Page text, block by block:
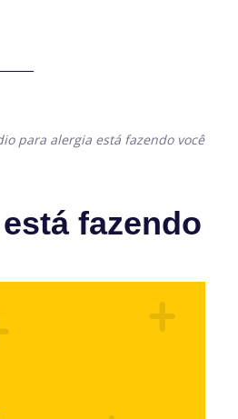
para alergia está fazendo você
fazendo